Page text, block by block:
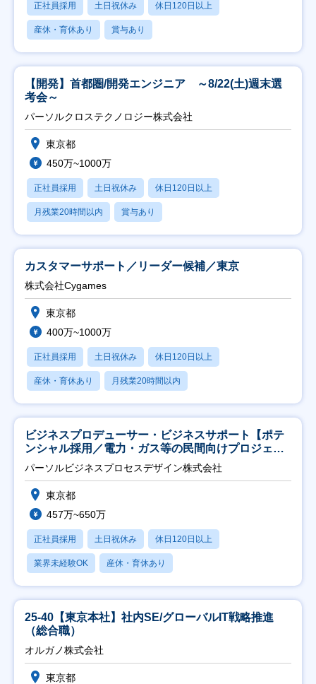
正社員採用 土日祝休み 休日120日以上
産休・育休あり 賞与あり
【開発】首都圏/開発エンジニア ～8/22(土)週末選
考会～
パーソルクロステクノロジー株式会社
東京都
450万~1000万
正社員採用 土日祝休み 休日120日以上
月残業20時間以内 賞与あり
カスタマーサポート／リーダー候補／東京
株式会社Cygames
東京都
400万~1000万
正社員採用 土日祝休み 休日120日以上
産休・育休あり 月残業20時間以内
ビジネスプロデューサー・ビジネスサポート【ポテ
ンシャル採用／電力・ガス等の民間向けプロジェク
ト推進】
パーソルビジネスプロセスデザイン株式会社
東京都
457万~650万
正社員採用 土日祝休み 休日120日以上
業界未経験OK 産休・育休あり
25-40【東京本社】社内SE/グローバルIT戦略推進
（総合職）
オルガノ株式会社
東京都